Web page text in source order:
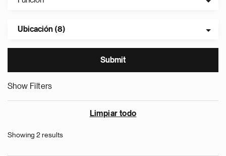
Ubicación (8)
Show Filters
Limpiar todo
Showing 2 results